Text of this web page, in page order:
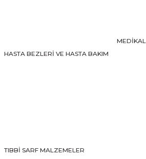
HASTA BEZLERİ VE HASTA BAKIM
TIBBİ SARF MALZEMELER